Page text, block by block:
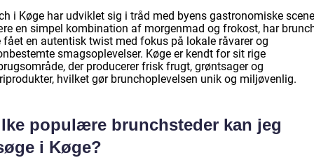
i Køge har udviklet sig i tråd med byens gastronomiske
en simpel kombination af morgenmad og frokost, har
fået en autentisk twist med fokus på lokale råvarer og
smagsoplevelser. Køge er kendt for sit rige
der producerer frisk frugt, grøntsager og
hvilket gør brunchoplevelsen unik og miljøvenlig.
populære brunchsteder kan jeg
i Køge?